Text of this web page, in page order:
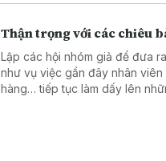
Thận trọng với các chiêu
Lập các hội nhóm giả để đưa
như vụ việc gần đây nhân
hàng… tiếp tục làm dấy lên